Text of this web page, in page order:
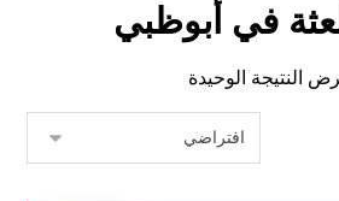
في أبوظبي
النتيجة الوحيدة